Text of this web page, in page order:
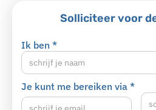
Solliciteer voor
Ik ben *
Je kunt me bereiken via *